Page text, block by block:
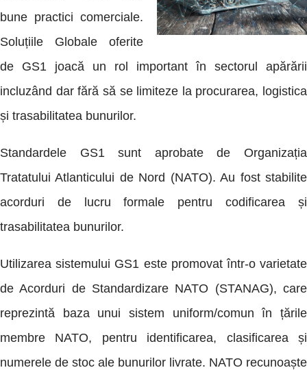
bune practici comerciale.
Soluțiile Globale oferite
de GS1 joacă un rol important în sectorul apărării
incluzând dar fără să se limiteze la procurarea, logistica
și trasabilitatea bunurilor.
Standardele GS1 sunt aprobate de Organizația
Tratatului Atlanticului de Nord (NATO). Au fost stabilite
acorduri de lucru formale pentru codificarea și
trasabilitatea bunurilor.
Utilizarea sistemului GS1 este promovat într-o varietate
de Acorduri de Standardizare NATO (STANAG), care
reprezintă baza unui sistem uniform/comun în țările
membre NATO, pentru identificarea, clasificarea și
numerele de stoc ale bunurilor livrate. NATO recunoaște